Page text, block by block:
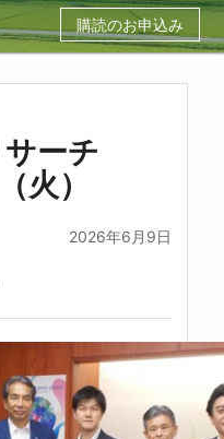
購読のお申込み
サーチ
火）
2026年6月9日